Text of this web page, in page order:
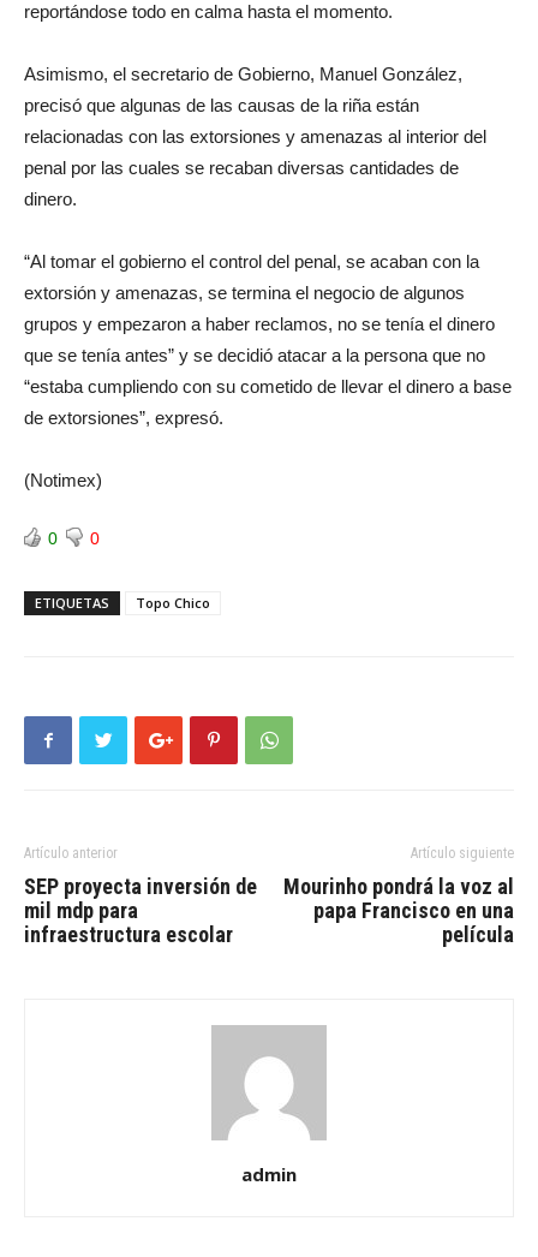
reportándose todo en calma hasta el momento.
Asimismo, el secretario de Gobierno, Manuel González,
precisó que algunas de las causas de la riña están
relacionadas con las extorsiones y amenazas al interior del
penal por las cuales se recaban diversas cantidades de
dinero.
“Al tomar el gobierno el control del penal, se acaban con la
extorsión y amenazas, se termina el negocio de algunos
grupos y empezaron a haber reclamos, no se tenía el dinero
que se tenía antes” y se decidió atacar a la persona que no
“estaba cumpliendo con su cometido de llevar el dinero a base
de extorsiones”, expresó.
(Notimex)
0 0
ETIQUETAS Topo Chico
Artículo anterior
SEP proyecta inversión de
mil mdp para
infraestructura escolar
Artículo siguiente
Mourinho pondrá la voz al
papa Francisco en una
película
admin